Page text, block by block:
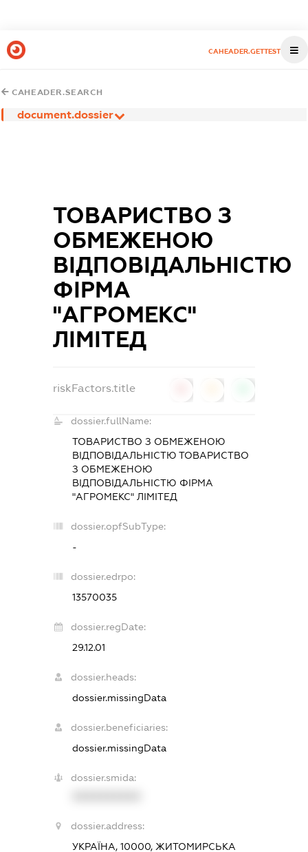
CAHEADER.GETTEST
CAHEADER.SEARCH
document.dossier
ТОВАРИСТВО З
ОБМЕЖЕНОЮ
ВIДПОВIДАЛЬНIСТЮ
ФIРМА
"АГРОМЕКС"
ЛIМIТЕД
riskFactors.title
dossier.fullName:
ТОВАРИСТВО З ОБМЕЖЕНОЮ
ВІДПОВІДАЛЬНІСТЮ ТОВАРИСТВО
З ОБМЕЖЕНОЮ
ВIДПОВIДАЛЬНIСТЮ ФIРМА
"АГРОМЕКС" ЛIМIТЕД
dossier.opfSubType:
-
dossier.edrpo:
13570035
dossier.regDate:
29.12.01
dossier.heads:
dossier.missingData
dossier.beneficiaries:
dossier.missingData
dossier.smida:
dossier.address:
УКРАЇНА, 10000, ЖИТОМИРСЬКА